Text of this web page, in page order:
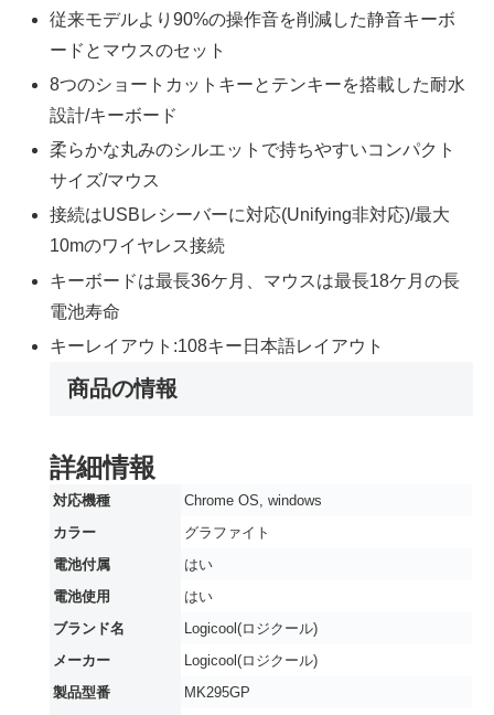
従来モデルより90%の操作音を削減した静音キーボ
ードとマウスのセット
8つのショートカットキーとテンキーを搭載した耐水
設計/キーボード
柔らかな丸みのシルエットで持ちやすいコンパクト
サイズ/マウス
接続はUSBレシーバーに対応(Unifying非対応)/最大
10mのワイヤレス接続
キーボードは最長36ケ月、マウスは最長18ケ月の長
電池寿命
キーレイアウト:108キー日本語レイアウト
商品の情報
詳細情報
対応機種
‎Chrome OS, windows
カラー
‎グラファイト
電池付属
‎はい
電池使用
‎はい
ブランド名
‎Logicool(ロジクール)
メーカー
‎Logicool(ロジクール)
製品型番
‎MK295GP